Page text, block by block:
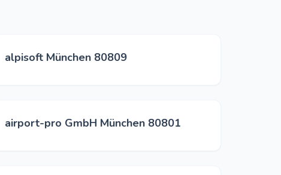
alpisoft München 80809
airport-pro GmbH München 80801